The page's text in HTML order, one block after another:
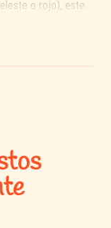
o rojo), este
en el jardín,